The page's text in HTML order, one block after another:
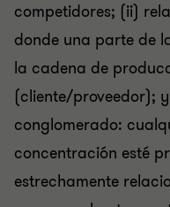
competidores; (ii)
donde una parte de
la cadena de
(cliente/proveedor);
conglomerado:
concentración esté
estrechamente